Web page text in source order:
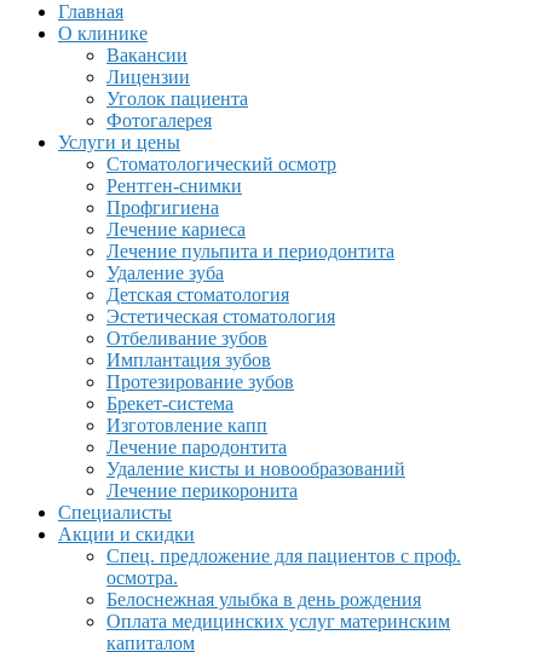
Главная
О клинике
Вакансии
Лицензии
Уголок пациента
Фотогалерея
Услуги и цены
Стоматологический осмотр
Рентген-снимки
Профгигиена
Лечение кариеса
Лечение пульпита и периодонтита
Удаление зуба
Детская стоматология
Эстетическая стоматология
Отбеливание зубов
Имплантация зубов
Протезирование зубов
Брекет-система
Изготовление капп
Лечение пародонтита
Удаление кисты и новообразований
Лечение перикоронита
Специалисты
Акции и скидки
Спец. предложение для пациентов с проф.
осмотра.
Белоснежная улыбка в день рождения
Оплата медицинских услуг материнским
капиталом